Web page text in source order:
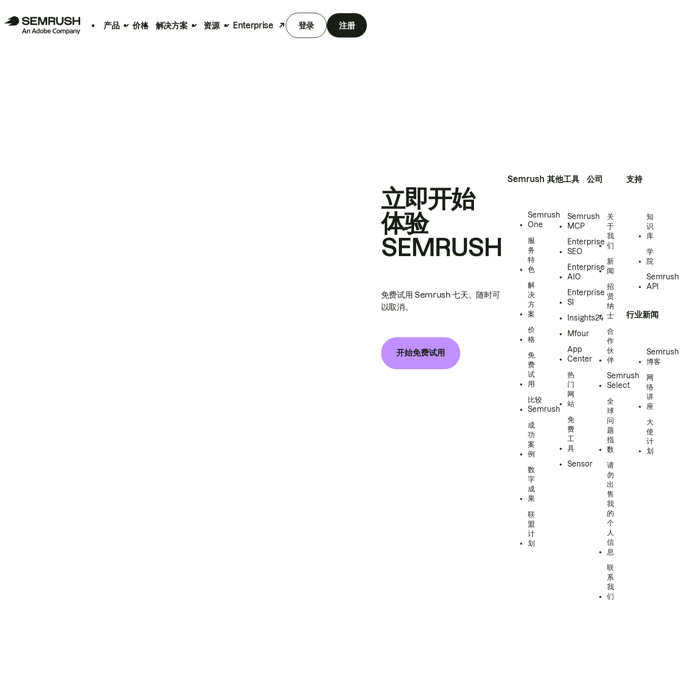
产品 价格 解决方案 资源 Enterprise 登录 注册
立即开始
体验
SEMRUSH
免费试用 Semrush 七天。随时可
以取消。
开始免费试用
Semrush
Semrush
One
服
务
特
色
解
决
方
案
价
格
免
费
试
用
比较
Semrush
成
功
案
例
数
字
成
果
联
盟
计
划
其他工具
Semrush
MCP
Enterprise
SEO
Enterprise
AIO
Enterprise
SI
Insights24
Mfour
App
Center
热
门
网
站
免
费
工
具
Sensor
公司
关
于
我
们
新
闻
招
贤
纳
士
合
作
伙
伴
Semrush
Select
全
球
问
题
指
数
请
勿
出
售
我
的
个
人
信
息
联
系
我
们
支持
知
识
库
学
院
Semrush
API
行业新闻
Semrush
博客
网
络
讲
座
大
使
计
划